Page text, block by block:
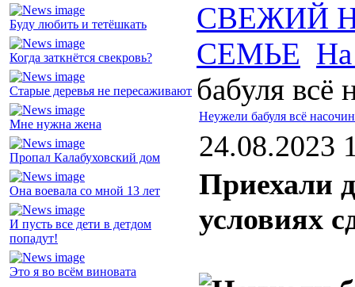
Буду любить и тетёшкать
Когда заткнётся свекровь?
Старые деревья не пересаживают
Мне нужна жена
Пропал Калабуховский дом
Она воевала со мной 13 лет
И пусть все дети в детдом
попадут!
Это я во всём виновата
СВЕЖИЙ
СЕМЬЕ На
бабуля всё
Неужели бабуля всё
24.08.2023
Приехали
условиях